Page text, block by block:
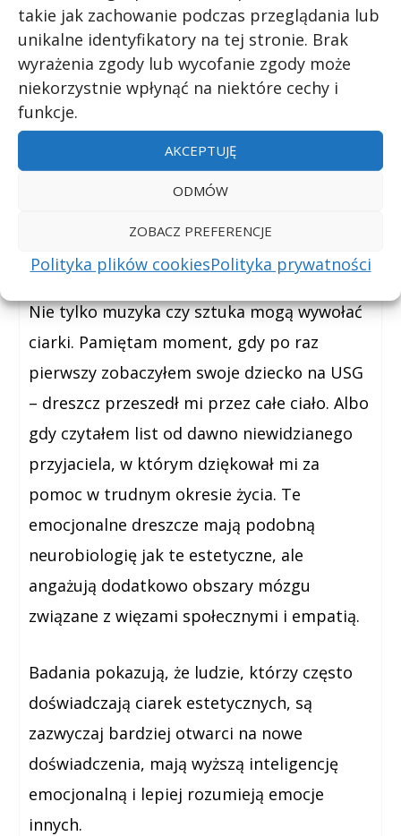
takie jak zachowanie podczas przeglądania lub
unikalne identyfikatory na tej stronie. Brak
wyrażenia zgody lub wycofanie zgody może
niekorzystnie wpłynąć na niektóre cechy i
funkcje.
AKCEPTUJĘ
ODMÓW
ZOBACZ PREFERENCJE
Polityka plików cookiesPolityka prywatności
elementy. Większość ludzi reaguje na
gradację napięcia i jego rozładowanie, na
kontrasty między ciszą a głośnością, na
nieoczekiwane harmoniczne rozwiązania. Te
wspólne wzorce sugerują, że nasze mózgi
ewoluowały z podobnymi mechanizmami
Emocjonalne dreszcze
Nie tylko muzyka czy sztuka mogą wywołać
ciarki. Pamiętam moment, gdy po raz
pierwszy zobaczyłem swoje dziecko na USG
– dreszcz przeszedł mi przez całe ciało. Albo
gdy czytałem list od dawno niewidzianego
przyjaciela, w którym dziękował mi za
pomoc w trudnym okresie życia. Te
emocjonalne dreszcze mają podobną
neurobiologię jak te estetyczne, ale
angażują dodatkowo obszary mózgu
związane z więzami społecznymi i empatią.
Badania pokazują, że ludzie, którzy często
doświadczają ciarek estetycznych, są
zazwyczaj bardziej otwarci na nowe
doświadczenia, mają wyższą inteligencję
emocjonalną i lepiej rozumieją emocje
innych.